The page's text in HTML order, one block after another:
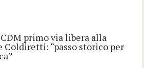
primo via libera alla
Coldiretti: “passo storico per